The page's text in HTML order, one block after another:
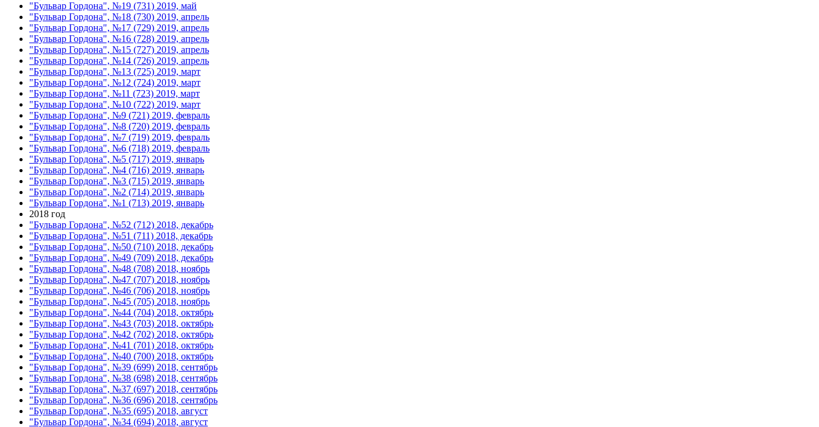
"Бульвар Гордона", №19 (731) 2019, май
"Бульвар Гордона", №18 (730) 2019, апрель
"Бульвар Гордона", №17 (729) 2019, апрель
"Бульвар Гордона", №16 (728) 2019, апрель
"Бульвар Гордона", №15 (727) 2019, апрель
"Бульвар Гордона", №14 (726) 2019, апрель
"Бульвар Гордона", №13 (725) 2019, март
"Бульвар Гордона", №12 (724) 2019, март
"Бульвар Гордона", №11 (723) 2019, март
"Бульвар Гордона", №10 (722) 2019, март
"Бульвар Гордона", №9 (721) 2019, февраль
"Бульвар Гордона", №8 (720) 2019, февраль
"Бульвар Гордона", №7 (719) 2019, февраль
"Бульвар Гордона", №6 (718) 2019, февраль
"Бульвар Гордона", №5 (717) 2019, январь
"Бульвар Гордона", №4 (716) 2019, январь
"Бульвар Гордона", №3 (715) 2019, январь
"Бульвар Гордона", №2 (714) 2019, январь
"Бульвар Гордона", №1 (713) 2019, январь
2018 год
"Бульвар Гордона", №52 (712) 2018, декабрь
"Бульвар Гордона", №51 (711) 2018, декабрь
"Бульвар Гордона", №50 (710) 2018, декабрь
"Бульвар Гордона", №49 (709) 2018, декабрь
"Бульвар Гордона", №48 (708) 2018, ноябрь
"Бульвар Гордона", №47 (707) 2018, ноябрь
"Бульвар Гордона", №46 (706) 2018, ноябрь
"Бульвар Гордона", №45 (705) 2018, ноябрь
"Бульвар Гордона", №44 (704) 2018, октябрь
"Бульвар Гордона", №43 (703) 2018, октябрь
"Бульвар Гордона", №42 (702) 2018, октябрь
"Бульвар Гордона", №41 (701) 2018, октябрь
"Бульвар Гордона", №40 (700) 2018, октябрь
"Бульвар Гордона", №39 (699) 2018, сентябрь
"Бульвар Гордона", №38 (698) 2018, сентябрь
"Бульвар Гордона", №37 (697) 2018, сентябрь
"Бульвар Гордона", №36 (696) 2018, сентябрь
"Бульвар Гордона", №35 (695) 2018, август
"Бульвар Гордона", №34 (694) 2018, август